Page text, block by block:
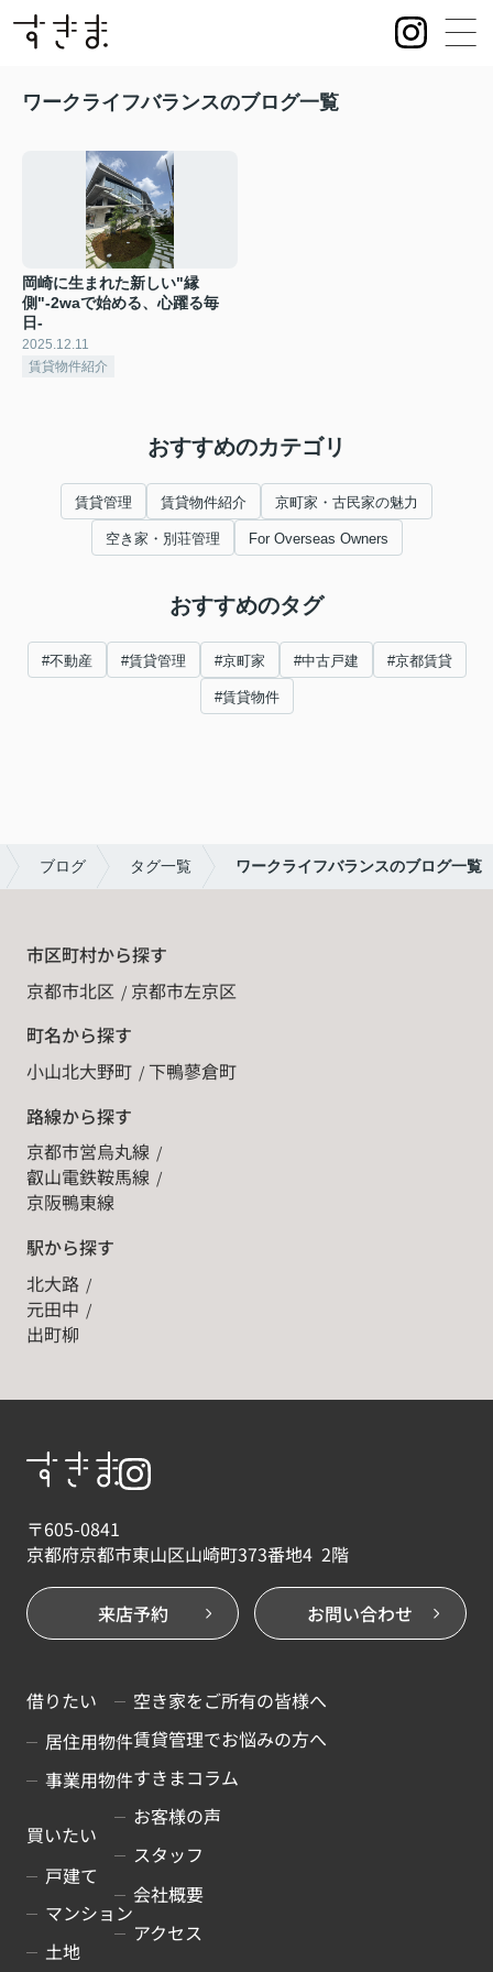
ワークライフバランスのブログ一覧
岡崎に生まれた新しい"縁
側"-2waで始める、心躍る毎
日-
2025.12.11
賃貸物件紹介
おすすめのカテゴリ
賃貸管理 賃貸物件紹介 京町家・古民家の魅力
空き家・別荘管理 For Overseas Owners
おすすめのタグ
#不動産 #賃貸管理 #京町家 #中古戸建 #京都賃貸
#賃貸物件
ブログ タグ一覧 ワークライフバランスのブログ一覧
市区町村から探す
京都市北区
京都市左京区
町名から探す
小山北大野町
下鴨蓼倉町
路線から探す
京都市営烏丸線
叡山電鉄鞍馬線
京阪鴨東線
駅から探す
北大路
元田中
出町柳
〒605-0841
京都府京都市東山区山崎町373番地4 2階
来店予約 お問い合わせ
借りたい
居住用物件
事業用物件
買いたい
戸建て
マンション
土地
空き家をご所有の皆様へ
賃貸管理でお悩みの方へ
すきまコラム
お客様の声
スタッフ
会社概要
アクセス